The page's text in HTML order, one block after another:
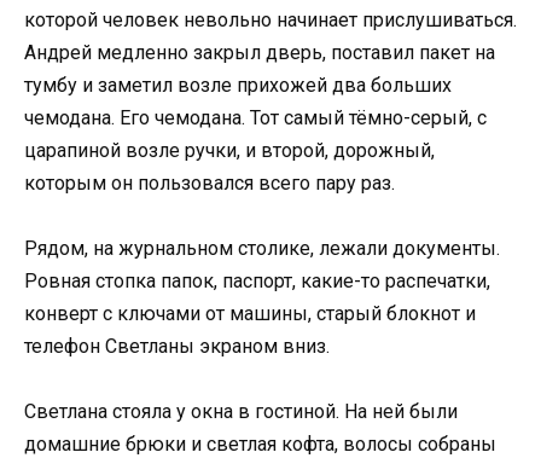
которой человек невольно начинает прислушиваться.
Андрей медленно закрыл дверь, поставил пакет на
тумбу и заметил возле прихожей два больших
чемодана. Его чемодана. Тот самый тёмно-серый, с
царапиной возле ручки, и второй, дорожный,
которым он пользовался всего пару раз.
Рядом, на журнальном столике, лежали документы.
Ровная стопка папок, паспорт, какие-то распечатки,
конверт с ключами от машины, старый блокнот и
телефон Светланы экраном вниз.
Светлана стояла у окна в гостиной. На ней были
домашние брюки и светлая кофта, волосы собраны